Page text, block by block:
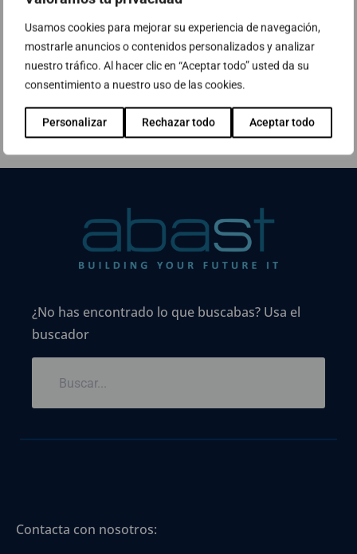
Usamos cookies para mejorar su experiencia de navegación,
mostrarle anuncios o contenidos personalizados y analizar
nuestro tráfico. Al hacer clic en “Aceptar todo” usted da su
consentimiento a nuestro uso de las cookies.
Personalizar Rechazar todo Aceptar todo
⇒ Més informació sobre la nostra
certificació com a partner de Micro Focus
¿No has encontrado lo que buscabas? Usa el
buscador
Contacta con nosotros: